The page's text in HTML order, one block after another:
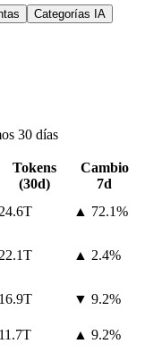
Categorías IA
30 días
Tokens
(30d)
Cambio
7d
24.6T ▲ 72.1%
22.1T ▲ 2.4%
16.9T ▼ 9.2%
11.7T ▲ 9.2%